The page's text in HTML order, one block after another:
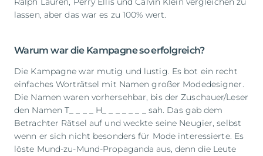
lassen, aber das war es zu 100% wert.
Warum war die Kampagne so erfolgreich?
Die Kampagne war mutig und lustig. Es bot ein recht
einfaches Worträtsel mit Namen großer Modedesigner.
Die Namen waren vorhersehbar, bis der Zuschauer/Leser
den Namen T_ _ _ _ H_ _ _ _ _ _ _ sah. Das gab dem
Betrachter Rätsel auf und weckte seine Neugier, selbst
wenn er sich nicht besonders für Mode interessierte. Es
löste Mund-zu-Mund-Propaganda aus, denn die Leute